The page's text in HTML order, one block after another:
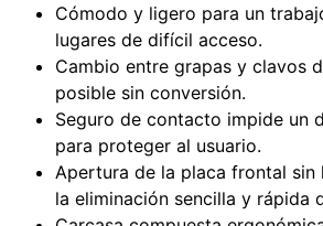
Cómodo y ligero para un
lugares de difícil acceso.
Cambio entre grapas y clavos
posible sin conversión.
Seguro de contacto impide un
para proteger al usuario.
Apertura de la placa frontal sin
la eliminación sencilla y rápida